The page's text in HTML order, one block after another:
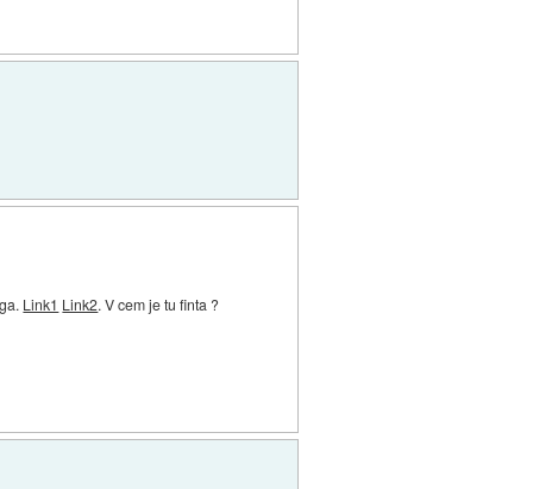
Link1 Link2. V cem je tu finta ?